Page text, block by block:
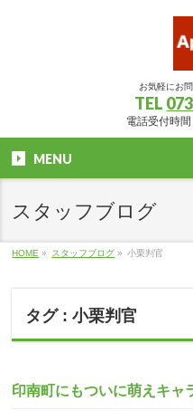
お気軽にお
TEL
電話受付時
MENU
スタッフブログ
HOME » スタッフブログ » 小栗判官
タグ : 小栗判官
印南町にもついに萌えキャ